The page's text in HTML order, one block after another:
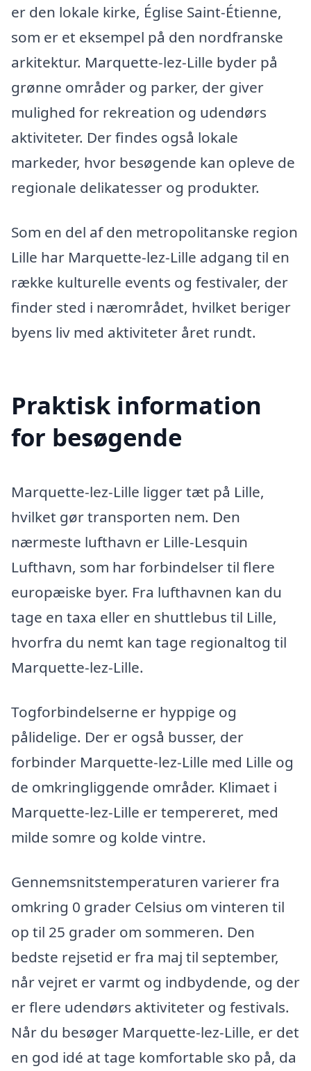
er den lokale kirke, Église Saint-Étienne,
som er et eksempel på den nordfranske
arkitektur. Marquette-lez-Lille byder på
grønne områder og parker, der giver
mulighed for rekreation og udendørs
aktiviteter. Der findes også lokale
markeder, hvor besøgende kan opleve de
regionale delikatesser og produkter.
Som en del af den metropolitanske region
Lille har Marquette-lez-Lille adgang til en
række kulturelle events og festivaler, der
finder sted i nærområdet, hvilket beriger
byens liv med aktiviteter året rundt.
Praktisk information
for besøgende
Marquette-lez-Lille ligger tæt på Lille,
hvilket gør transporten nem. Den
nærmeste lufthavn er Lille-Lesquin
Lufthavn, som har forbindelser til flere
europæiske byer. Fra lufthavnen kan du
tage en taxa eller en shuttlebus til Lille,
hvorfra du nemt kan tage regionaltog til
Marquette-lez-Lille.
Togforbindelserne er hyppige og
pålidelige. Der er også busser, der
forbinder Marquette-lez-Lille med Lille og
de omkringliggende områder. Klimaet i
Marquette-lez-Lille er tempereret, med
milde somre og kolde vintre.
Gennemsnitstemperaturen varierer fra
omkring 0 grader Celsius om vinteren til
op til 25 grader om sommeren. Den
bedste rejsetid er fra maj til september,
når vejret er varmt og indbydende, og der
er flere udendørs aktiviteter og festivals.
Når du besøger Marquette-lez-Lille, er det
en god idé at tage komfortable sko på, da